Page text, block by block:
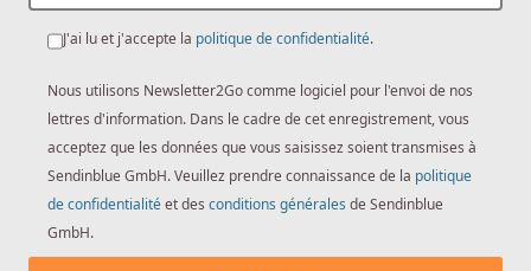
J'ai lu et j'accepte la politique de confidentialité.
Nous utilisons Newsletter2Go comme logiciel pour l'envoi de nos
lettres d'information. Dans le cadre de cet enregistrement, vous
acceptez que les données que vous saisissez soient transmises à
Sendinblue GmbH. Veuillez prendre connaissance de la politique
de confidentialitéet des conditions générales de Sendinblue
GmbH.